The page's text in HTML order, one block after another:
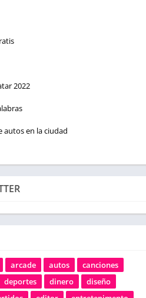
2022
autos en la ciudad
arcade autos
canciones
deportes dinero
diseño